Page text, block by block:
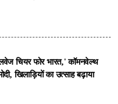
चियर फोर भारत,' कॉमनवेल्थ
खिलाड़ियों का उत्साह बढ़ाया